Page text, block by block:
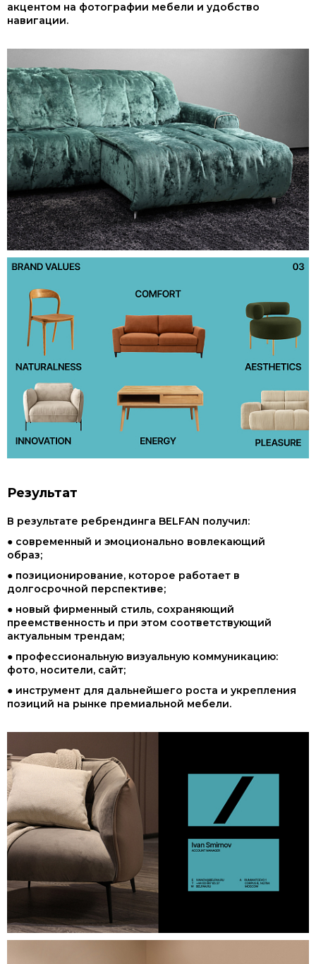
акцентом на фотографии мебели и удобство
навигации.
Результат
В результате ребрендинга BELFAN получил:
● современный и эмоционально вовлекающий
образ;
● позиционирование, которое работает в
долгосрочной перспективе;
● новый фирменный стиль, сохраняющий
преемственность и при этом соответствующий
актуальным трендам;
● профессиональную визуальную коммуникацию:
фото, носители, сайт;
● инструмент для дальнейшего роста и укрепления
позиций на рынке премиальной мебели.